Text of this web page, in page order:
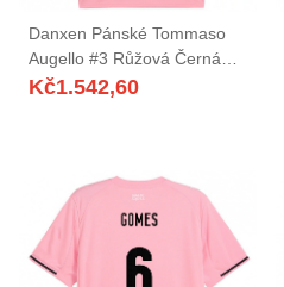
Danxen Pánské Tommaso
Augello #3 Růžová Černá
Domů Hráčské Dresy
Kč1.542,60